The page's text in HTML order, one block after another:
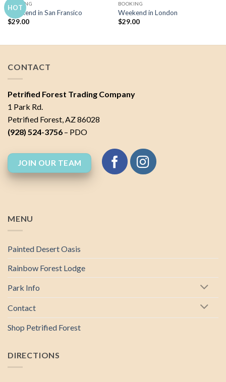
HOT
BOOKING
Weekend in San Fransico
$29.00
BOOKING
Weekend in London
$29.00
CONTACT
Petrified Forest Trading Company
1 Park Rd.
Petrified Forest, AZ 86028
(928) 524-3756 – PDO
JOIN OUR TEAM
MENU
Painted Desert Oasis
Rainbow Forest Lodge
Park Info
Contact
Shop Petrified Forest
DIRECTIONS